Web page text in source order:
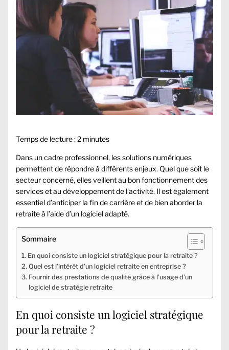
Temps de lecture :2 minutes
Dans un cadre professionnel, les solutions numériques
permettent de répondre à différents enjeux. Quel que soit le
secteur concerné, elles veillent au bon fonctionnement des
services et au développement de l’activité. Il est également
essentiel d’anticiper la fin de carrière et de bien aborder la
retraite à l’aide d’un logiciel adapté.
Sommaire
En quoi consiste un logiciel stratégique pour la retraite ?
Quel est l’intérêt d’un logiciel retraite en entreprise ?
Fournir des prestations de qualité grâce à l’usage d’un
logiciel de stratégie retraite
En quoi consiste un logiciel stratégique
pour la retraite ?